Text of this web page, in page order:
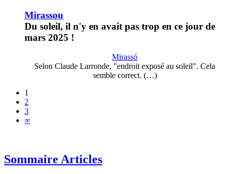
Mirassou
Du soleil, il n'y en avait pas trop en ce jour de
mars 2025 !
Mirassó
Selon Claude Larronde, "endroit exposé au soleil". Cela
semble correct. (…)
1
2
3
∞
Sommaire Articles